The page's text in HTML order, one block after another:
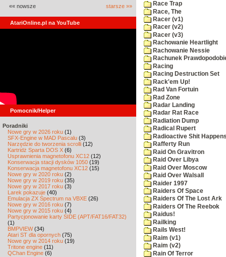
«« nowsze starsze »»
AtariOnline.pl na YouTube
Pomocnik/Helper
Poradniki
Nowe gry w 2026 roku (1)
SFX-Engine w MAD Pascalu (3)
Narzędzie do tworzenia scrolli (12)
Kartridż Sparta DOS X (6)
Usprawnienia magnetofonu XC12 (12)
Konserwacja stacji dysków 1050 (19)
Konserwacja magnetofonu XC12 (15)
Nowe gry w 2020 roku (2)
Nowe gry w 2019 roku (35)
Nowe gry w 2017 roku (3)
Larek pokazuje (40)
Emulacja ZX Spectrum na VBXE (26)
Nowe gry w 2016 roku (7)
Nowe gry w 2015 roku (4)
Partycjonowanie karty SIDE (APT/FAT16/FAT32)
(1)
BMPVIEW(34)
Atari ST dla opornych (75)
Nowe gry w 2014 roku (19)
Tritone engine (11)
QChan Engine (6)
Race Trap
Race, The
Racer (v1)
Racer (v2)
Racer (v3)
Rachowanie Heartlight
Rachowanie Nessie
Rachunek
Racing
Racing Destruction Set
Rack'em Up!
Rad Van Fortuin
Rad Zone
Radar Landing
Radar Rat Race
Radiation Dump
Radical Rupert
Radioactive Shit
Rafferty Run
Raid On Gravitron
Raid Over Libya
Raid Over Moscow
Raid Over Walsall
Raider 1997
Raiders Of Space
Raiders Of The Lost Ark
Raiders Of The Reebok
Raidus!
Railking
Rails West!
Raim (v1)
Raim (v2)
Rain Of Terror